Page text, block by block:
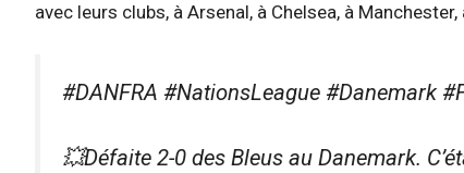
avec leurs clubs, à Arsenal, à Chelsea, à
#DANFRA #NationsLeague #Danemark
💥Défaite 2-0 des Bleus au Danemark.